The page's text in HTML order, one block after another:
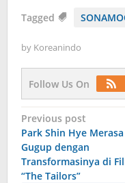
Tagged
by Koreanindo
Follow Us On
Post
navigation
Previous post
Park Shin Hye Merasa
Gugup dengan
Transformasinya di
“The Tailors”